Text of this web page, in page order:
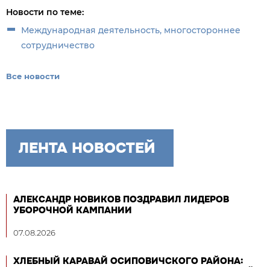
Новости по теме:
Международная деятельность, многостороннее
сотрудничество
Все новости
ЛЕНТА НОВОСТЕЙ
АЛЕКСАНДР НОВИКОВ ПОЗДРАВИЛ ЛИДЕРОВ
УБОРОЧНОЙ КАМПАНИИ
07.08.2026
ХЛЕБНЫЙ КАРАВАЙ ОСИПОВИЧСКОГО РАЙОНА: